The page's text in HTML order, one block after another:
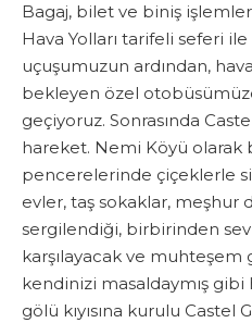
Bagaj, bilet ve biniş
Hava Yolları tarifeli seferi
uçuşumuzun ardından,
bekleyen özel
geçiyoruz. Sonrasında
hareket. Nemi Köyü olarak
pencerelerinde çiçeklerle
evler, taş sokaklar, meşhur
sergilendiği, birbirinden
karşılayacak ve muhteşem
kendinizi masaldaymış
gölü kıyısına kurulu Castel